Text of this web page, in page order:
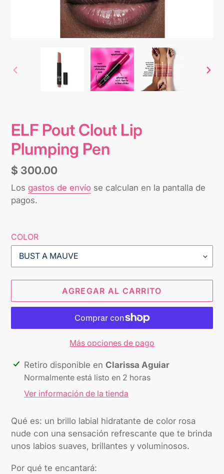
ANTERIOR
ELF Pout Clout Lip
Plumping Pen
Precio
habitual
$ 300.00
Los gastos de envío se calculan en la pantalla de
pagos.
COLOR
AGREGAR AL CARRITO
Más opciones de pago
Agregando
producto
carrito
Retiro disponible en Clarissa Aguiar
Normalmente está listo en 2 horas
Ver información de la tienda
Qué es: un brillo labial hidratante de color rosa
nude con una sensación refrescante que te brinda
unos labios suaves, brillantes y voluminosos.
Por qué te encantará: